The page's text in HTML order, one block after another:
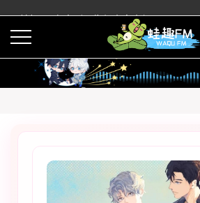
蛙趣FM有声剧预告与内容介绍